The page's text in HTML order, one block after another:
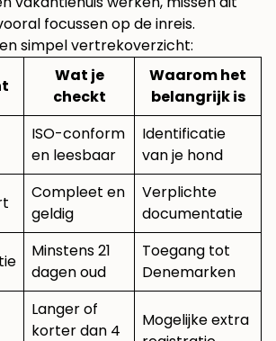
focussen op de inreis.
simpel vertrekoverzicht:
Wat je
checkt
Waarom het
belangrijk is
ISO-conform
en leesbaar
Identificatie
van je hond
Compleet en
geldig
Verplichte
documentatie
Minstens 21
dagen oud
Toegang tot
Denemarken
Langer of
korter dan 4
Mogelijke extra